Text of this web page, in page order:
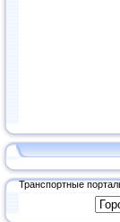
Транспортные